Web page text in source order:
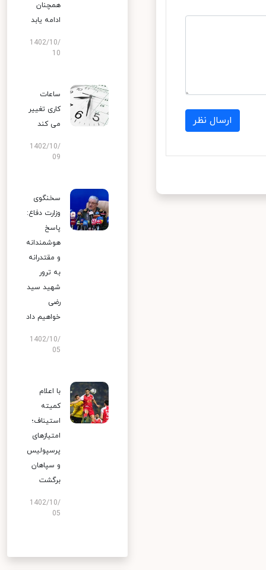
ارسال نظر
همچنان
ادامه یابد
1402/10/
10
ساعات
کاری تغییر
می‌ کند
1402/10/
09
سخنگوی
وزارت دفاع:
پاسخ
هوشمندانه
و مقتدرانه
به ترور
شهید سید
رضی
خواهیم داد
1402/10/
05
با اعلام
کمیته
استیناف؛
امتیازهای
پرسپولیس
و سپاهان
برگشت
1402/10/
05